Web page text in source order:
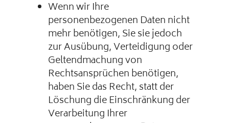
Wenn wir Ihre
personenbezogenen Daten nicht
mehr benötigen, Sie sie jedoch
zur Ausübung, Verteidigung oder
Geltendmachung von
Rechtsansprüchen benötigen,
haben Sie das Recht, statt der
Löschung die Einschränkung der
Verarbeitung Ihrer